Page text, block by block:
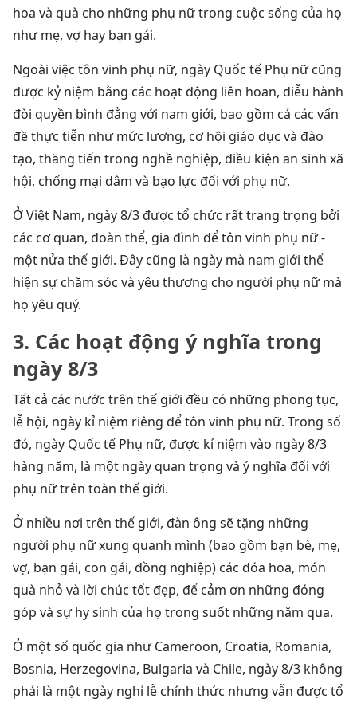
hoa và quà cho những phụ nữ trong cuộc sống của họ
như mẹ, vợ hay bạn gái.
Ngoài việc tôn vinh phụ nữ, ngày Quốc tế Phụ nữ cũng
được kỷ niệm bằng các hoạt động liên hoan, diễu hành
đòi quyền bình đẳng với nam giới, bao gồm cả các vấn
đề thực tiễn như mức lương, cơ hội giáo dục và đào
tạo, thăng tiến trong nghề nghiệp, điều kiện an sinh xã
hội, chống mại dâm và bạo lực đối với phụ nữ.
Ở Việt Nam, ngày 8/3 được tổ chức rất trang trọng bởi
các cơ quan, đoàn thể, gia đình để tôn vinh phụ nữ -
một nửa thế giới. Đây cũng là ngày mà nam giới thể
hiện sự chăm sóc và yêu thương cho người phụ nữ mà
họ yêu quý.
3. Các hoạt động ý nghĩa trong
ngày 8/3
Tất cả các nước trên thế giới đều có những phong tục,
lễ hội, ngày kỉ niệm riêng để tôn vinh phụ nữ. Trong số
đó, ngày Quốc tế Phụ nữ, được kỉ niệm vào ngày 8/3
hàng năm, là một ngày quan trọng và ý nghĩa đối với
phụ nữ trên toàn thế giới.
Ở nhiều nơi trên thế giới, đàn ông sẽ tặng những
người phụ nữ xung quanh mình (bao gồm bạn bè, mẹ,
vợ, bạn gái, con gái, đồng nghiệp) các đóa hoa, món
quà nhỏ và lời chúc tốt đẹp, để cảm ơn những đóng
góp và sự hy sinh của họ trong suốt những năm qua.
Ở một số quốc gia như Cameroon, Croatia, Romania,
Bosnia, Herzegovina, Bulgaria và Chile, ngày 8/3 không
phải là một ngày nghỉ lễ chính thức nhưng vẫn được tổ